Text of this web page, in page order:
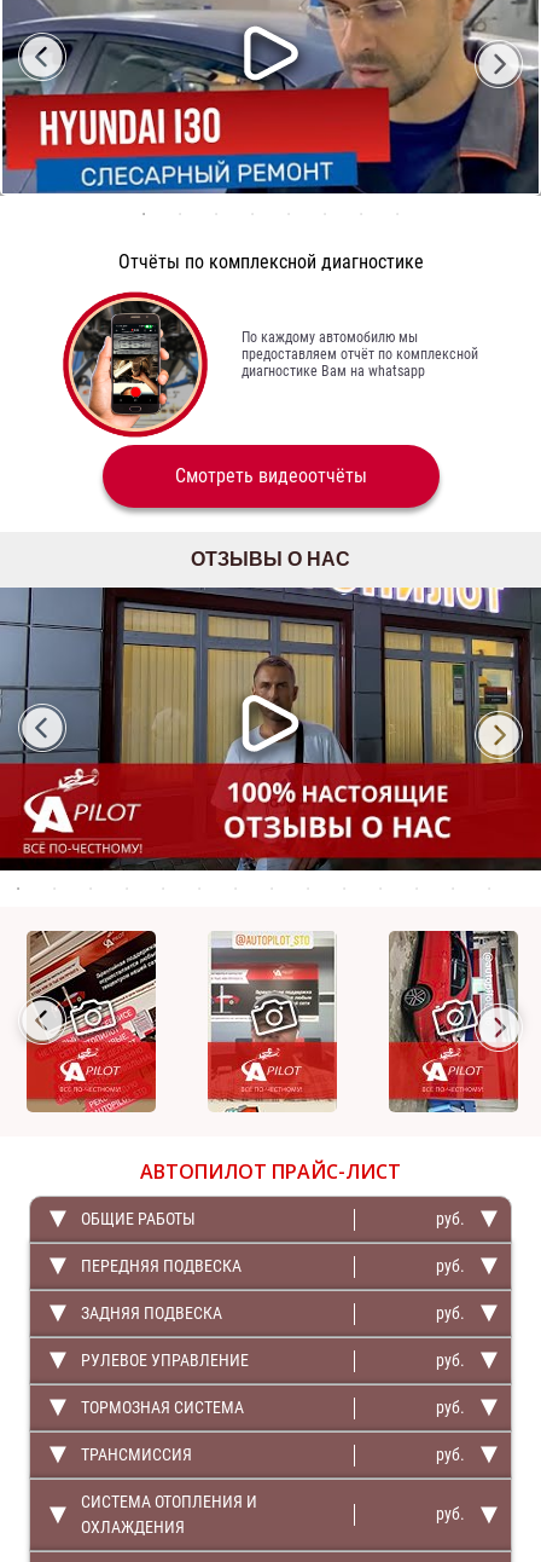
Отчёты по комплексной диагностике
По каждому автомобилю мы
предоставляем отчёт по комплексной
диагностике Вам на whatsapp
Смотреть видеоотчёты
ОТЗЫВЫ О НАС
АВТОПИЛОТ ПРАЙС-ЛИСТ
ОБЩИЕ РАБОТЫ руб.
ПЕРЕДНЯЯ ПОДВЕСКА руб.
ЗАДНЯЯ ПОДВЕСКА руб.
РУЛЕВОЕ УПРАВЛЕНИЕ руб.
ТОРМОЗНАЯ СИСТЕМА руб.
ТРАНСМИССИЯ руб.
СИСТЕМА ОТОПЛЕНИЯ И
ОХЛАЖДЕНИЯ
руб.